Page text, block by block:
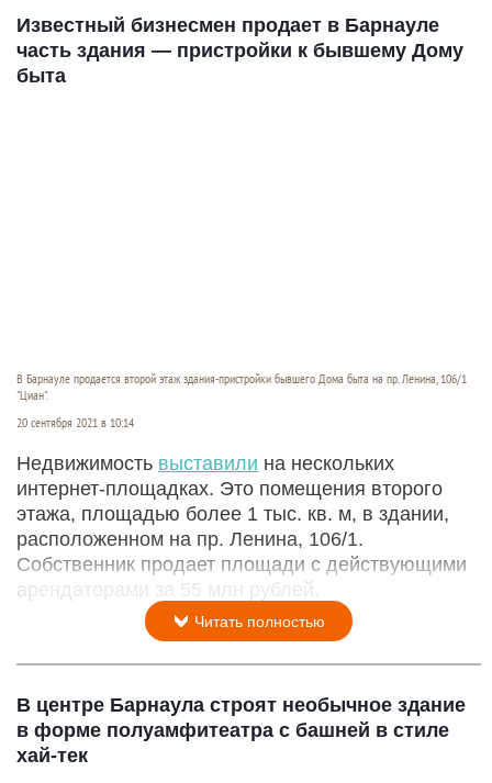
Известный бизнесмен продает в Барнауле
часть здания — пристройки к бывшему Дому
быта
В Барнауле продается второй этаж здания-пристройки бывшего Дома быта на пр. Ленина, 106/1
"Циан".
20 сентября 2021 в 10:14
Недвижимость выставили на нескольких
интернет-площадках. Это помещения второго
этажа, площадью более 1 тыс. кв. м, в здании,
расположенном на пр. Ленина, 106/1.
Собственник продает площади с действующими
арендаторами за 55 млн рублей.
Читать полностью
В центре Барнаула строят необычное здание
в форме полуамфитеатра с башней в стиле
хай-тек